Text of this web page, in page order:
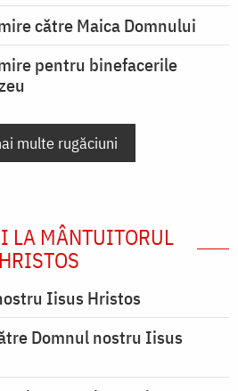
către Maica Domnului
pentru binefacerile
multe rugăciuni
LA MÂNTUITORUL
HRISTOS
Iisus Hristos
Domnul nostru Iisus